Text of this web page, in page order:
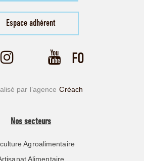
Espace adhérent
par l’agence Créach
Nos secteurs
Agroalimentaire
Alimentaire